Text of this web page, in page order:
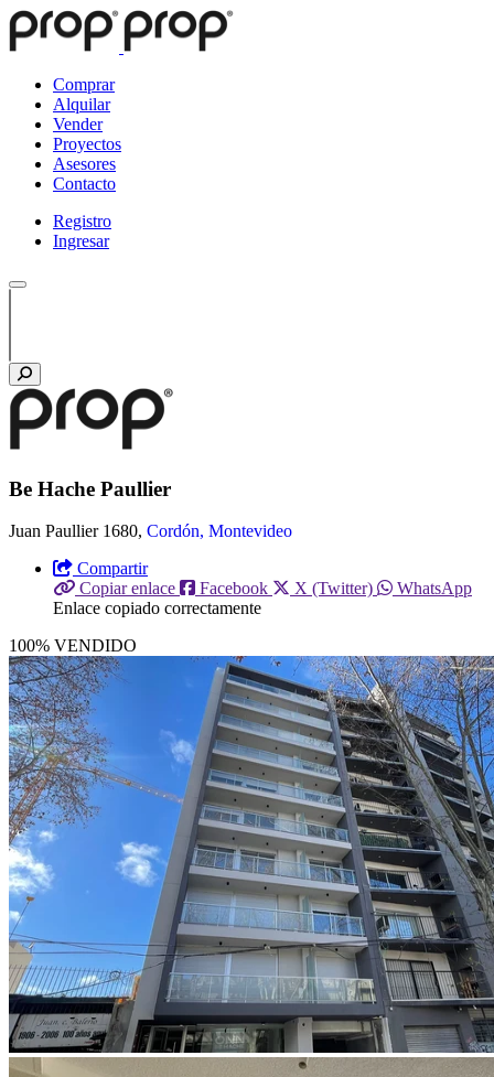
Comprar
Alquilar
Vender
Proyectos
Asesores
Contacto
Registro
Ingresar
Be Hache Paullier
Juan Paullier 1680, Cordón, Montevideo
Compartir
Copiar enlace
Facebook X (Twitter)
WhatsApp
Enlace copiado correctamente
100% VENDIDO